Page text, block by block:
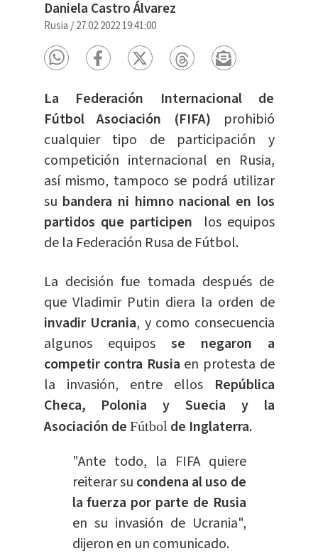
Daniela Castro Álvarez
Rusia /27.02.2022 19:41:00
La Federación Internacional de
Fútbol Asociación (FIFA) prohibió
cualquier tipo de participación y
competición internacional en Rusia,
así mismo, tampoco se podrá utilizar
su bandera ni himno nacional en los
partidos que participen los equipos
de la Federación Rusa de Fútbol.
La decisión fue tomada después de
que Vladimir Putin diera la orden de
invadir Ucrania, y como consecuencia
algunos equipos se negaron a
competir contra Rusia en protesta de
la invasión, entre ellos República
Checa, Polonia y Suecia y la
Asociación de Fútbol de Inglaterra.
"Ante todo, la FIFA quiere
reiterar su condena al uso de
la fuerza por parte de Rusia
en su invasión de Ucrania",
dijeron en un comunicado.